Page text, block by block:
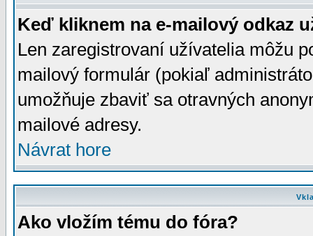
Keď kliknem na e-mailový odkaz
Len zaregistrovaní užívatelia môžu
mailový formulár (pokiaľ
umožňuje zbaviť sa otravných
mailové adresy.
Návrat hore
Ako vložím tému do fóra?